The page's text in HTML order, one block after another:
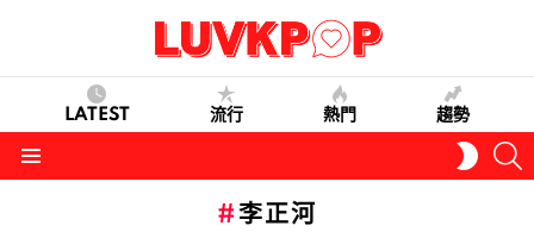
LATEST 流行 熱門 趨勢
SKIN
李正河